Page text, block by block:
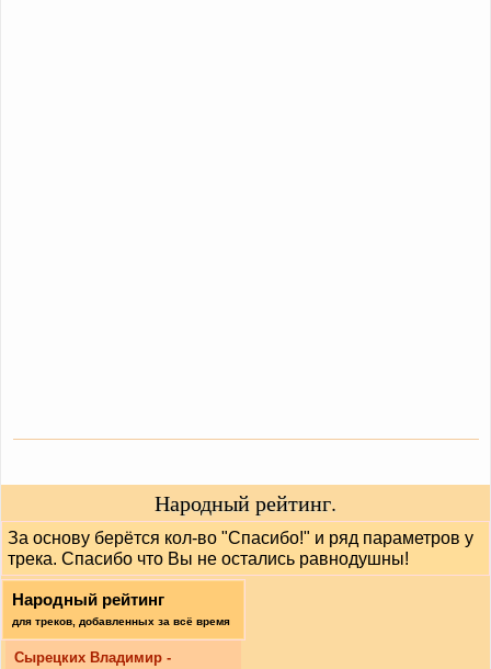
Народный рейтинг.
За основу берётся кол-во "Спасибо!" и ряд параметров у
трека. Спасибо что Вы не остались равнодушны!
Народный рейтинг
для треков, добавленных за всё время
Сырецких Владимир -